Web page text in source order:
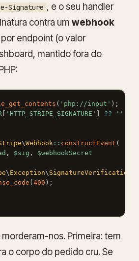
Signature , e o seu handler
contra um webhook
por endpoint (o valor
mantido fora do
( 'php://input' ) ;
[ 'HTTP_STRIPE_SIGNATURE' ] ?? ''
\Webhook :: constructEvent (
, $sig ,
$webhookSecret
\ Exception\
(400 ) ;
Copy
nos. Primeira: tem
o corpo do pedido cru. Se